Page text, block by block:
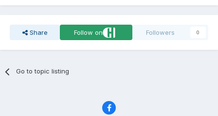
Share Follow on Followers 0
Go to topic listing